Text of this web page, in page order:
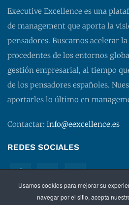
Usamos cookies para mejorar su
navegar por el sitio, acepta
Executive Excellence es una
de management que aporta la
pensadores. Buscamos acelerar
procedentes de los entornos
gestión empresarial, al tiempo
de los pensadores españoles.
aportarles lo último en
Contactar: info@eexcellence.es
REDES SOCIALES